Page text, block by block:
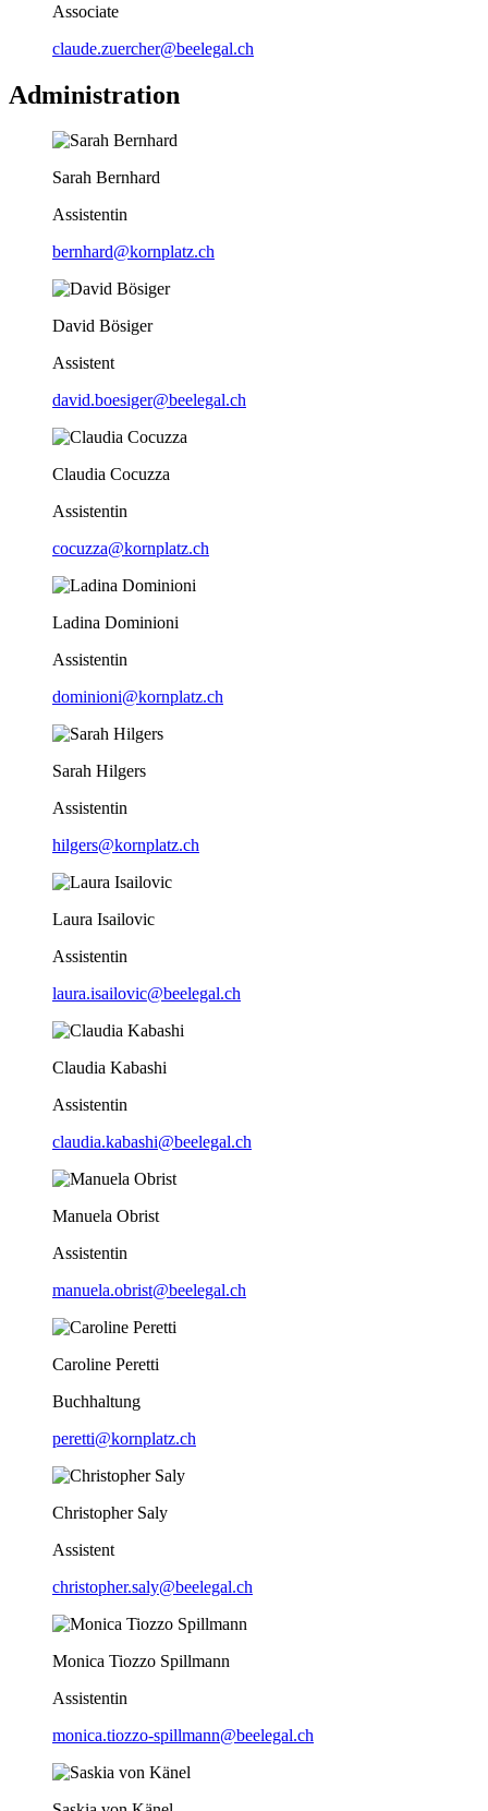
Associate
claude.zuercher@beelegal.ch
Administration
Sarah Bernhard
Assistentin
bernhard@kornplatz.ch
David Bösiger
Assistent
david.boesiger@beelegal.ch
Claudia Cocuzza
Assistentin
cocuzza@kornplatz.ch
Ladina Dominioni
Assistentin
dominioni@kornplatz.ch
Sarah Hilgers
Assistentin
hilgers@kornplatz.ch
Laura Isailovic
Assistentin
laura.isailovic@beelegal.ch
Claudia Kabashi
Assistentin
claudia.kabashi@beelegal.ch
Manuela Obrist
Assistentin
manuela.obrist@beelegal.ch
Caroline Peretti
Buchhaltung
peretti@kornplatz.ch
Christopher Saly
Assistent
christopher.saly@beelegal.ch
Monica Tiozzo Spillmann
Assistentin
monica.tiozzo-spillmann@beelegal.ch